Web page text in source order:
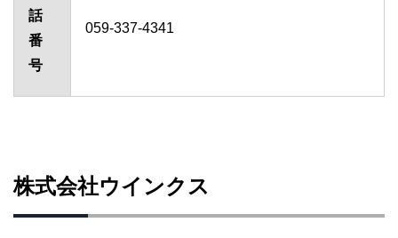
話
番
号
059-337-4341
株式会社ウインクス